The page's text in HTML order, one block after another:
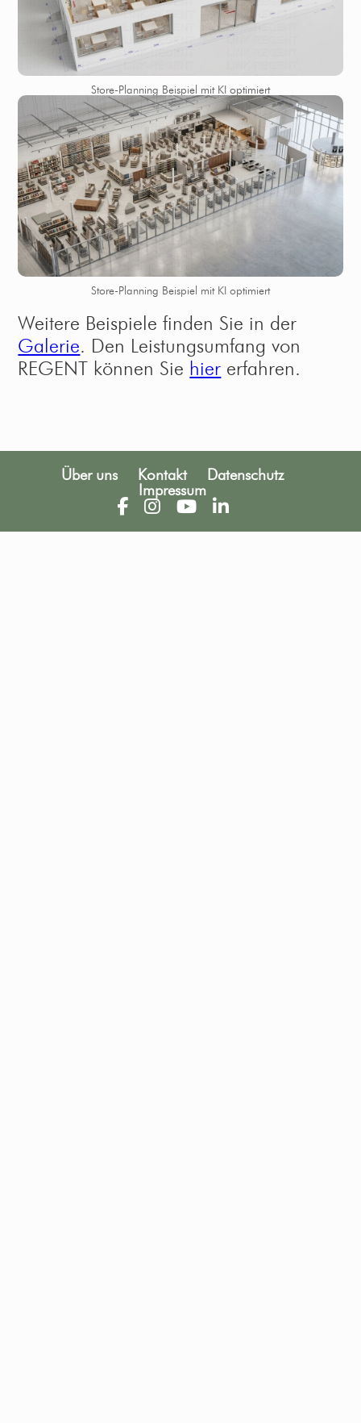
Store-Planning Beispiel mit KI optimiert
Store-Planning Beispiel mit KI optimiert
Weitere Beispiele finden Sie in der
Galerie. Den Leistungsumfang von
REGENT können Sie hier erfahren.
Über uns Kontakt
Datenschutz
Impressum